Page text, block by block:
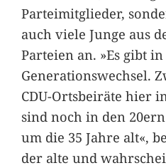
Parteimitglieder,
auch viele Junge aus
Parteien an. »Es gibt
Generationswechsel.
CDU-Ortsbeiräte hier
sind noch in den
um die 35 Jahre alt«,
der alte und